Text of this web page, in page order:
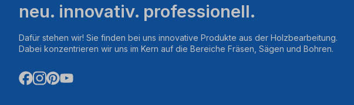
neu. innovativ. professionell.
Dafür stehen wir! Sie finden bei uns innovative Produkte aus der Holzbearbeitung.
Dabei konzentrieren wir uns im Kern auf die Bereiche Fräsen, Sägen und Bohren.